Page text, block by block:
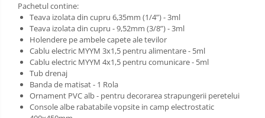
Pachetul contine:
Teava izolata din cupru 6,35mm (1/4”) - 3ml
Teava izolata din cupru - 9,52mm (3/8”) - 3ml
Holendere pe ambele capete ale tevilor
Cablu electric MYYM 3x1,5 pentru alimentare - 5ml
Cablu electric MYYM 4x1,5 pentru comunicare - 5ml
Tub drenaj
Banda de matisat - 1 Rola
Ornament PVC alb - pentru decorarea strapungerii peretelui
Console albe rabatabile vopsite in camp electrostatic